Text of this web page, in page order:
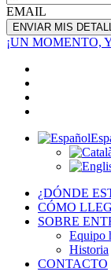
EMAIL
¡UN MOMENTO,
¿DÓNDE
CÓMO
SOBRE
Equipo
Historia
CONTACTO